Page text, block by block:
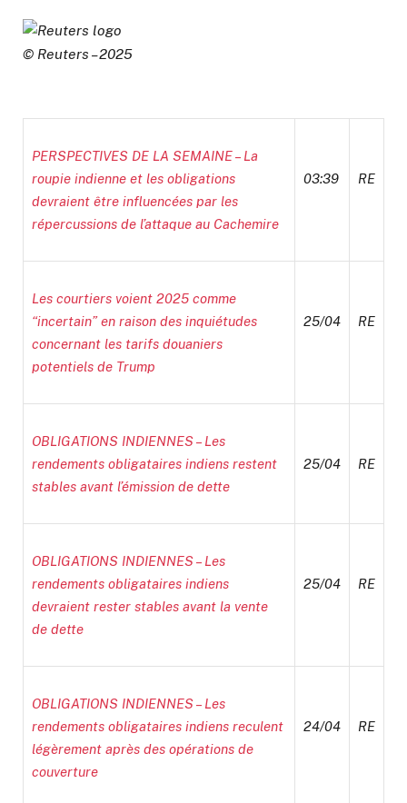
© Reuters – 2025
PERSPECTIVES DE LA SEMAINE – La
roupie indienne et les obligations
devraient être influencées par les
répercussions de l’attaque au Cachemire
03:39 RE
Les courtiers voient 2025 comme
“incertain” en raison des inquiétudes
concernant les tarifs douaniers
potentiels de Trump
25/04 RE
OBLIGATIONS INDIENNES – Les
rendements obligataires indiens restent
stables avant l’émission de dette
25/04 RE
OBLIGATIONS INDIENNES – Les
rendements obligataires indiens
devraient rester stables avant la vente
de dette
25/04 RE
OBLIGATIONS INDIENNES – Les
rendements obligataires indiens reculent
légèrement après des opérations de
couverture
24/04 RE